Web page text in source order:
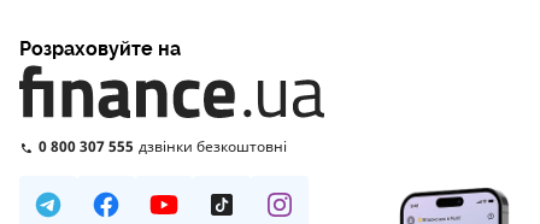
Розраховуйте на
0 800 307 555 дзвінки безкоштовні